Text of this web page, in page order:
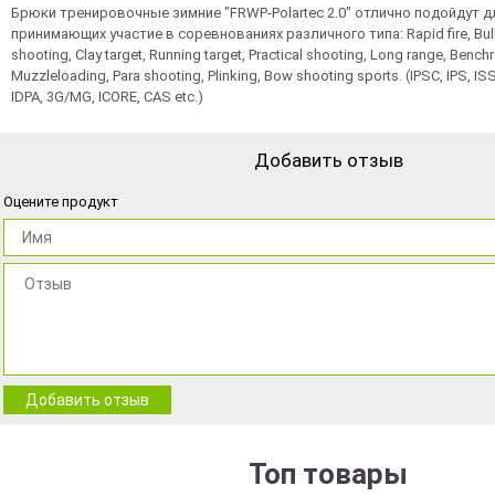
Брюки тренировочные зимние "FRWP-Polartec 2.0" отлично подойдут
принимающих участие в соревнованиях различного типа: Rapid fire,
shooting, Clay target, Running target, Practical shooting, Long range,
Muzzleloading, Para shooting, Plinking, Bow shooting sports. (IPSC, IPS,
IDPA, 3G/MG, ICORE, CAS etc.)
Добавить отзыв
Оцените продукт
Добавить отзыв
Топ товары